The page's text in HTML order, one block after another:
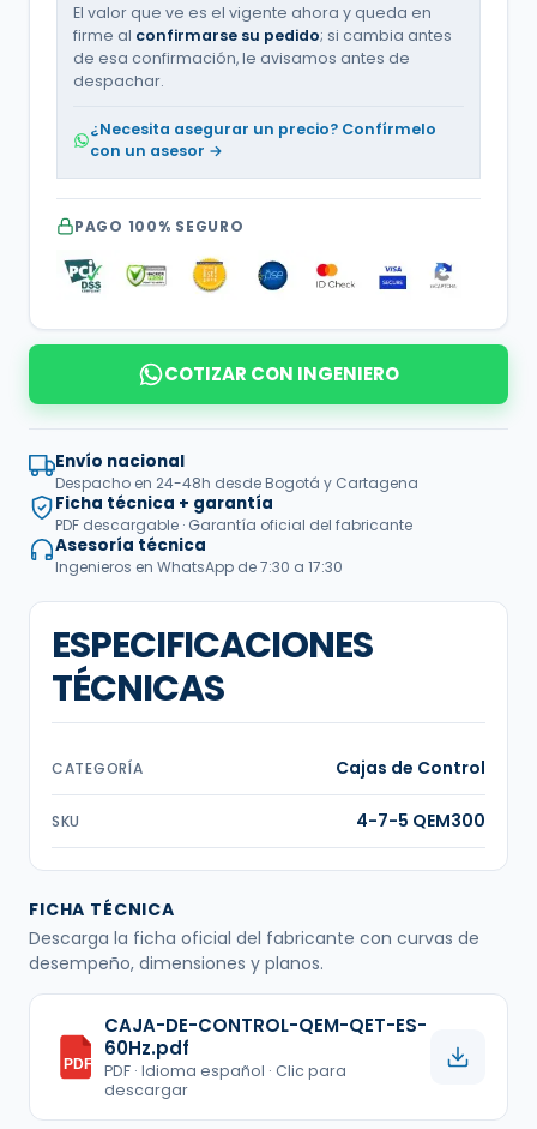
El valor que ve es el vigente ahora y queda en
firme al confirmarse su pedido; si cambia antes
de esa confirmación, le avisamos antes de
despachar.
¿Necesita asegurar un precio? Confírmelo
con un asesor →
PAGO 100% SEGURO
COTIZAR CON INGENIERO
Envío nacional
Despacho en 24-48h desde Bogotá y Cartagena
Ficha técnica + garantía
PDF descargable · Garantía oficial del fabricante
Asesoría técnica
Ingenieros en WhatsApp de 7:30 a 17:30
ESPECIFICACIONES
TÉCNICAS
CATEGORÍA Cajas de Control
SKU 4-7-5 QEM300
FICHA TÉCNICA
Descarga la ficha oficial del fabricante con curvas de
desempeño, dimensiones y planos.
PDF
CAJA-DE-CONTROL-QEM-QET-ES-
60Hz.pdf
PDF · Idioma español · Clic para
descargar